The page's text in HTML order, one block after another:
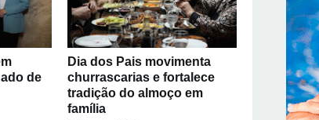
de
Dia dos Pais movimenta
churrascarias e fortalece
tradição do almoço em
família